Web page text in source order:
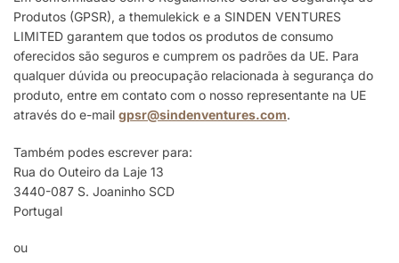
Produtos (GPSR), a themulekick e a SINDEN VENTURES
LIMITED garantem que todos os produtos de consumo
oferecidos são seguros e cumprem os padrões da UE. Para
qualquer dúvida ou preocupação relacionada à segurança do
produto, entre em contato com o nosso representante na UE
através do e-mail gpsr@sindenventures.com.
Também podes escrever para:
Rua do Outeiro da Laje 13
3440-087 S. Joaninho SCD
Portugal
ou